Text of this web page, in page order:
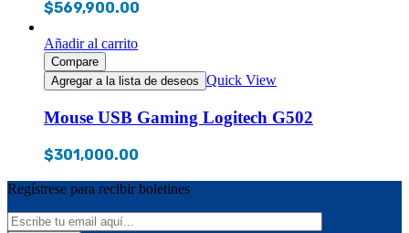
$569,900.00
Añadir al carrito
Compare
Agregar a la lista de deseos Quick View
Mouse USB Gaming Logitech G502
$301,000.00
Regístrese para recibir boletines